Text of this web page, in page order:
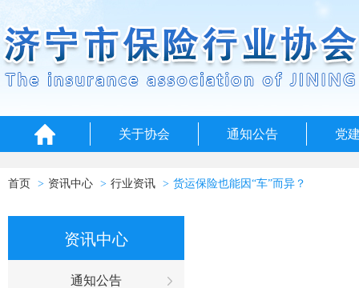
关于协会 通知公告 党
首页 资讯中心 行业资讯 货运保险也能因“车”而异？
资讯中心
通知公告